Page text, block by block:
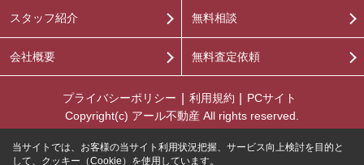
スタッフ紹介
会社概要
無料相談
無料査定依頼
プライバシーポリシー 利用規約
PCサイト
Copyright(c) アール不動産 All rights reserved.
当サイトでは、お客様の当サイト利用状況把握、サービス向上検討を目的と
して、クッキー（Cookie）を使用しています。